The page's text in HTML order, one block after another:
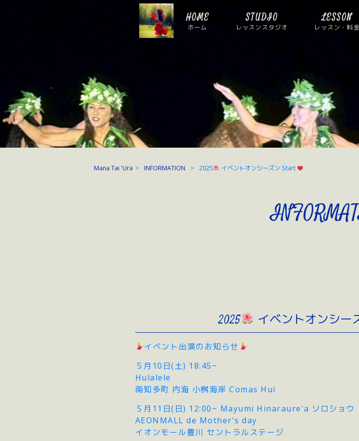
HOME
ホーム
STUDIO
レッスンスタジオ
LESSON
レッスン・料金
Mana Tai 'Ura > INFORMATION > 2025 イベントオンシーズン Start
2025 イベントオンシー
イベント出演のお知らせ
５月10日(土) 18:45~
Hulalele
南知多町 内海 小桝海岸 Comas Hui
５月11日(日) 12:00~ Mayumi Hinaraure'a ソロショウ
AEONMALL de Mother's day
イオンモール豊川 セントラルステージ